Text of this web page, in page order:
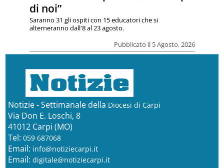
di noi”
Pubblicato il 5 Agosto, 2026
Saranno 31 gli ospiti con 15 educatori che si
alterneranno dall'8 al 23 agosto.
Notizie - Settimanale della Diocesi di Carpi
Via Don E. Loschi, 8
41012 Carpi (MO)
Tel: 059 687068
Email: info@notiziecarpi.it
Email: digitale@notiziecarpi.it